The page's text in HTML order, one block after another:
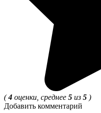
(4 оценки, среднее 5 из 5 )
Добавить комментарий